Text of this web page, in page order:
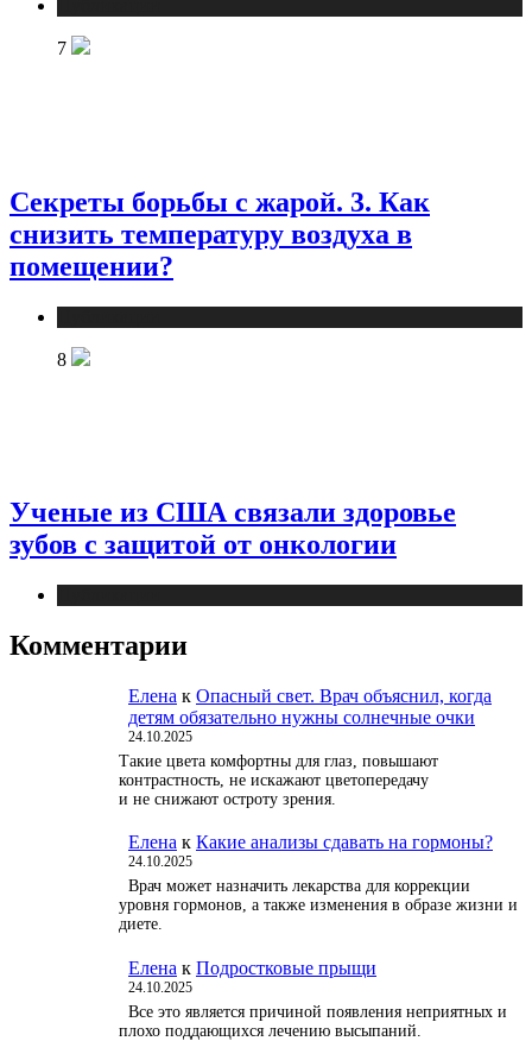
7
Секреты борьбы с жарой. 3. Как
снизить температуру воздуха в
помещении?
8
Ученые из США связали здоровье
зубов с защитой от онкологии
Комментарии
Елена к Опасный свет. Врач объяснил, когда
детям обязательно нужны солнечные очки
24.10.2025
Такие цвета комфортны для глаз, повышают
контрастность, не искажают цветопередачу
и не снижают остроту зрения.
Елена к Какие анализы сдавать на гормоны?
24.10.2025
Врач может назначить лекарства для коррекции
уровня гормонов, а также изменения в образе жизни и
диете.
Елена к Подростковые прыщи
24.10.2025
Все это является причиной появления неприятных и
плохо поддающихся лечению высыпаний.